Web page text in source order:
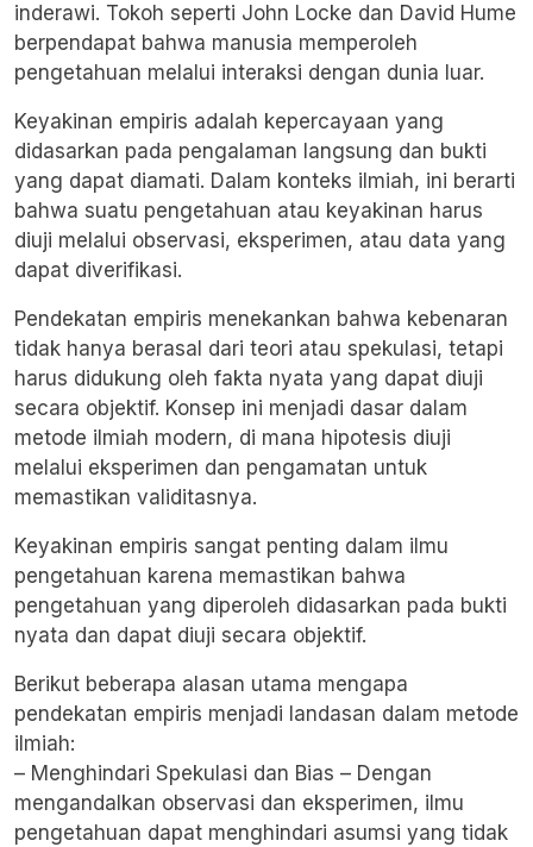
inderawi. Tokoh seperti John Locke dan David Hume
berpendapat bahwa manusia memperoleh
pengetahuan melalui interaksi dengan dunia luar.
Keyakinan empiris adalah kepercayaan yang
didasarkan pada pengalaman langsung dan bukti
yang dapat diamati. Dalam konteks ilmiah, ini berarti
bahwa suatu pengetahuan atau keyakinan harus
diuji melalui observasi, eksperimen, atau data yang
dapat diverifikasi.
Pendekatan empiris menekankan bahwa kebenaran
tidak hanya berasal dari teori atau spekulasi, tetapi
harus didukung oleh fakta nyata yang dapat diuji
secara objektif. Konsep ini menjadi dasar dalam
metode ilmiah modern, di mana hipotesis diuji
melalui eksperimen dan pengamatan untuk
memastikan validitasnya.
Keyakinan empiris sangat penting dalam ilmu
pengetahuan karena memastikan bahwa
pengetahuan yang diperoleh didasarkan pada bukti
nyata dan dapat diuji secara objektif.
Berikut beberapa alasan utama mengapa
pendekatan empiris menjadi landasan dalam metode
ilmiah:
– Menghindari Spekulasi dan Bias – Dengan
mengandalkan observasi dan eksperimen, ilmu
pengetahuan dapat menghindari asumsi yang tidak